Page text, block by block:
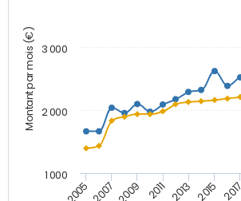
Montant par mois (€)
2005 2007 2009 2011 2013 2015 2017
1 000
2 000
3 000